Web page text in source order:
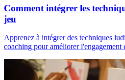
Comment intégrer les
jeu
Apprenez à intégrer des techniques
coaching pour améliorer l'engagement